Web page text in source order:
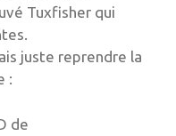
Tuxfisher qui
juste reprendre la
:
de